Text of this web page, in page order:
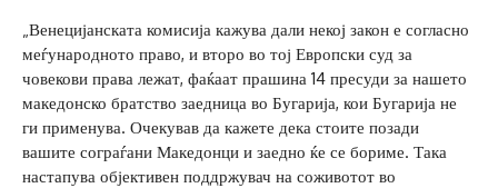
„Венецијанската комисија кажува дали некој закон е согласно
меѓународното право, и второ во тој Европски суд за
човекови права лежат, фаќаат прашина 14 пресуди за нашето
македонско братство заедница во Бугарија, кои Бугарија не
ги применува. Очекував да кажете дека стоите позади
вашите сограѓани Македонци и заедно ќе се бориме. Така
настапува објективен поддржувач на соживотот во